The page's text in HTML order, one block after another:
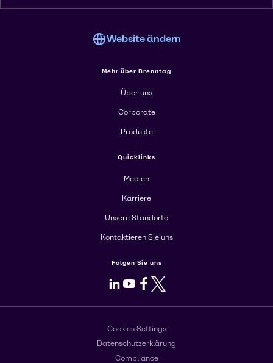
Website ändern
Mehr über Brenntag
Über uns
Corporate
Produkte
Quicklinks
Medien
Karriere
Unsere Standorte
Kontaktieren Sie uns
Folgen Sie uns
LinkedIn
Youtube
Facebook
X
Cookies Settings
Datenschutzerklärung
Compliance